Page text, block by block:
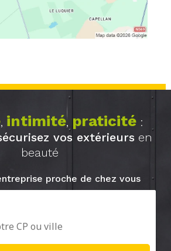
, intimité, praticité:
vos extérieurs en
beauté
proche de chez vous